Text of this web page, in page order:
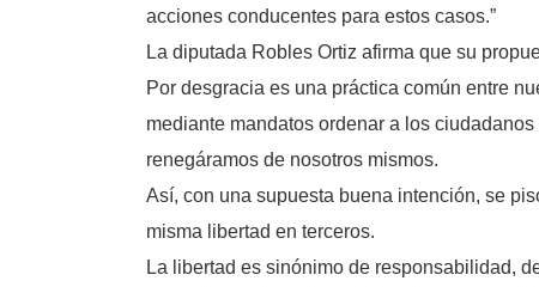
acciones conducentes para estos casos.”
La diputada Robles Ortiz afirma que su
Por desgracia es una práctica común entre
mediante mandatos ordenar a los ciudadanos
renegáramos de nosotros mismos.
Así, con una supuesta buena intención, se
misma libertad en terceros.
La libertad es sinónimo de responsabilidad,